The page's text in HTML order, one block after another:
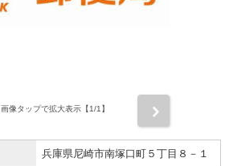
画像タップで拡大表示【1/1】
兵庫県尼崎市南塚口町５丁目８－１